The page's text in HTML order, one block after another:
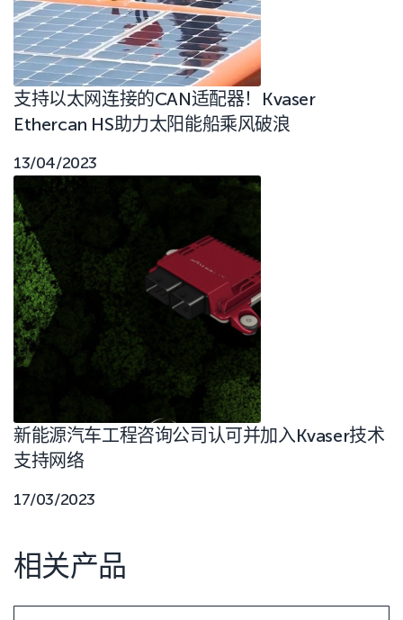
支持以太网连接的CAN适配器！Kvaser
Ethercan HS助力太阳能船乘风破浪
13/04/2023
新能源汽车工程咨询公司认可并加入Kvaser技术
支持网络
17/03/2023
相关产品